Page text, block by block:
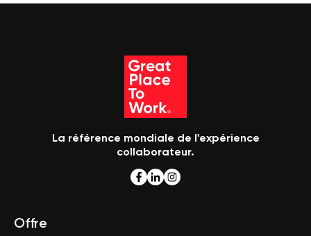
La référence mondiale de l'expérience
collaborateur.
Offre